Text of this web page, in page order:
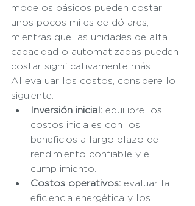
modelos básicos pueden costar
unos pocos miles de dólares,
mientras que las unidades de alta
capacidad o automatizadas pueden
costar significativamente más.
Al evaluar los costos, considere lo
siguiente:
Inversión inicial: equilibre los
costos iniciales con los
beneficios a largo plazo del
rendimiento confiable y el
cumplimiento.
Costos operativos: evaluar la
eficiencia energética y los